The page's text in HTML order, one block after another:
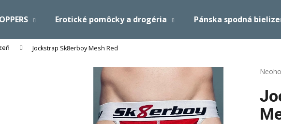
Erotické pomôcky a drogéria Pánska spodná
Jockstrap Sk8erboy Mesh Red
je
0,0
Čo potrebujete nájsť?
HĽADAŤ